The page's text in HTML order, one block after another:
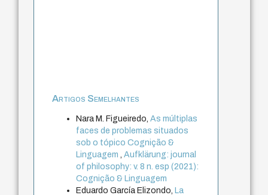
Artigos Semelhantes
Nara M. Figueiredo,As múltiplas
faces de problemas situados
sob o tópico Cognição &
Linguagem,Aufklärung: journal
of philosophy: v. 8 n. esp (2021):
Cognição & Linguagem
Eduardo García Elizondo, La